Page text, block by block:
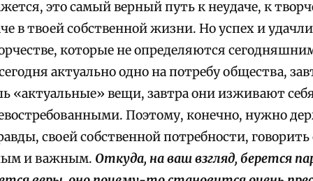
это самый верный путь к неудаче, к
в твоей собственной жизни. Но успех и
которые не определяются
актуально одно на потребу общества,
«актуальные» вещи, завтра они изживают
Поэтому, конечно, нужно
своей собственной потребности,
и важным. Откуда, на ваш взгляд, берется